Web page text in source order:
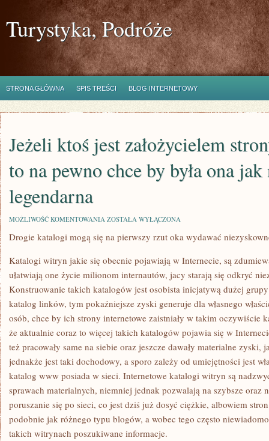
Turystyka, Podróże
STRONA GŁÓWNA SPIS TREŚCI BLOG INTERNETOWY
Jeżeli ktoś jest założycielem
to na pewno chce by była ona
legendarna
MOŻLIWOŚĆ KOMENTOWANIA JEŻELI
JEST
ZAŁOŻYCIELEM
INTERNETOWEJ,
TO
PEWNO
CHCE
BY
BYŁA
JAK
NAJBARDZIEJ
LEGENDARNA
ZOSTAŁA WYŁĄCZONA
Drogie katalogi mogą się na pierwszy rzut oka wydawać
Katalogi witryn jakie się obecnie pojawiają w Internecie, są
ułatwiają one życie milionom internautów, jacy starają się odkryć
Konstruowanie takich katalogów jest osobista inicjatywą dużej
katalog linków, tym pokaźniejsze zyski generuje dla własnego
osób, chce by ich strony internetowe zaistniały w takim oczywiście
że aktualnie coraz to więcej takich katalogów pojawia się w
też pracowały same na siebie oraz jeszcze dawały materialne
jednakże jest taki dochodowy, a sporo zależy od umiejętności jest
katalog www posiada w sieci. Internetowe katalogi witryn są
sprawach materialnych, niemniej jednak pozwalają na szybsze oraz
poruszanie się po sieci, co jest dziś już dosyć ciężkie, albowiem
podobnie jak różnego typu blogów, a wobec tego często
takich witrynach poszukiwane informacje.